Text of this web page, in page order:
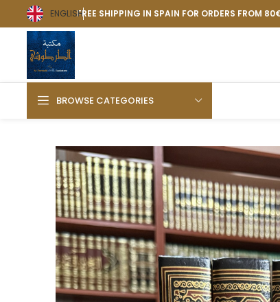
ENGLISHFREE SHIPPING IN SPAIN FOR ORDERS FROM
BROWSE CATEGORIES